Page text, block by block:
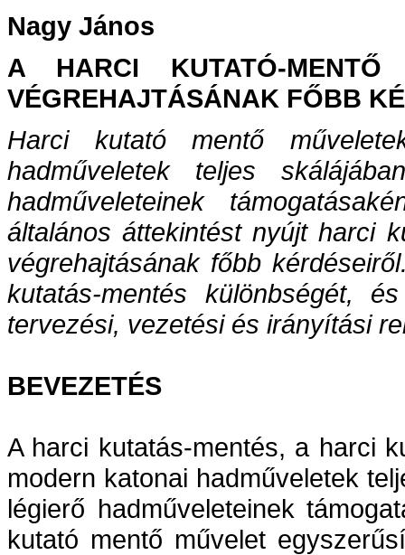
Nagy János
A HARCI KUTATÓ-MENTŐ
VÉGREHAJTÁSÁNAK FŐBB
Harci kutató mentő
hadműveletek teljes
hadműveleteinek
általános áttekintést nyújt harci
végrehajtásának főbb
kutatás-mentés különbségét,
tervezési, vezetési és irányítási
BEVEZETÉS
A harci kutatás-mentés, a harci
modern katonai hadműveletek
légierő hadműveleteinek
kutató mentő művelet